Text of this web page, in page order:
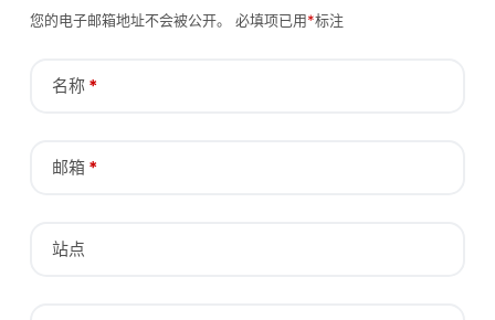
您的电子邮箱地址不会被公开。 必填项已用*标注
名称*
邮箱*
站点